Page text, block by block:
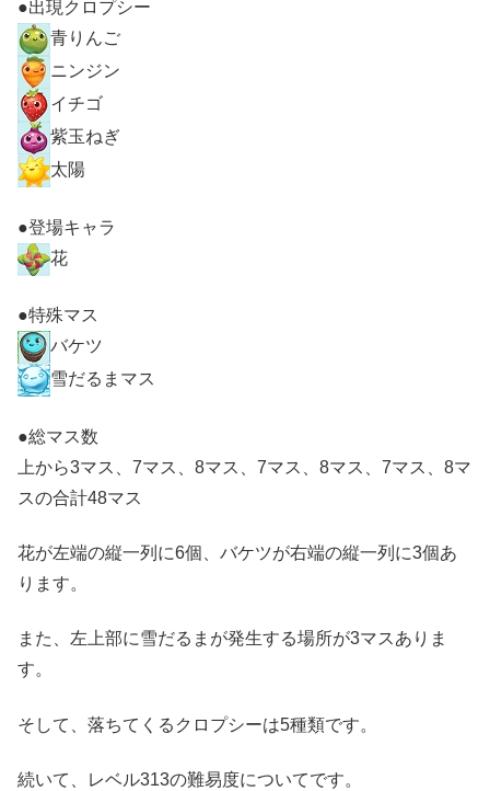
●出現クロプシー
青りんご
ニンジン
イチゴ
紫玉ねぎ
太陽
●登場キャラ
花
●特殊マス
バケツ
雪だるまマス
●総マス数
上から3マス、7マス、8マス、7マス、8マス、7マス、8マ
スの合計48マス
花が左端の縦一列に6個、バケツが右端の縦一列に3個あ
ります。
また、左上部に雪だるまが発生する場所が3マスありま
す。
そして、落ちてくるクロプシーは5種類です。
続いて、レベル313の難易度についてです。